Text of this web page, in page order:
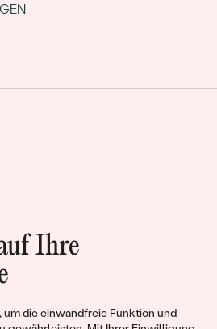
Ihre
die einwandfreie Funktion und
wir
Schönheit und